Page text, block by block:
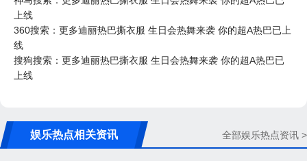
上线
360搜索：更多迪丽热巴撕衣服 生日会热舞来袭 你的超A热巴已上
线
搜狗搜索：更多迪丽热巴撕衣服 生日会热舞来袭 你的超A热巴已
上线
娱乐热点相关资讯 全部娱乐热点资讯 >